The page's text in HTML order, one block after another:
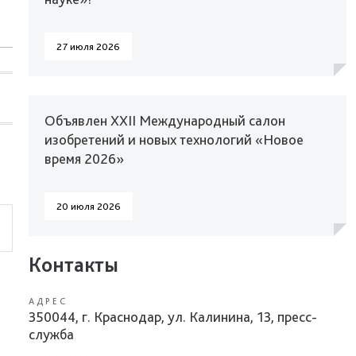
27 июля 2026
Объявлен XXII Международный салон
изобретений и новых технологий «Новое
время 2026»
20 июля 2026
Контакты
АДРЕС
350044, г. Краснодар, ул. Калинина, 13, пресс-
служба